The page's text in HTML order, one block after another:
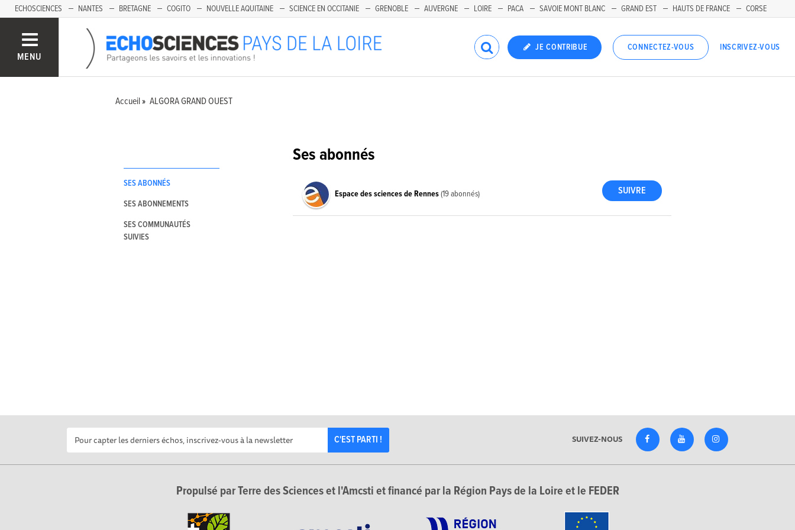
ECHOSCIENCES NANTES BRETAGNE COGITO NOUVELLE AQUITAINE SCIENCE EN OCCITANIE GRENOBLE AUVERGNE LOIRE PACA SAVOIE MONT BLANC GRAND EST HAUTS DE FRANCE CORSE
MENU
JE CONTRIBUE CONNECTEZ-VOUS INSCRIVEZ-VOUS
Accueil ALGORA GRAND OUEST
SES ABONNÉS
SES ABONNEMENTS
SES COMMUNAUTÉS
SUIVIES
Ses abonnés
Espace des sciences de Rennes(19 abonnés)
C'EST PARTI ! SUIVEZ-NOUS
Propulsé par Terre des Sciences et l'Amcsti et financé par la Région Pays de la Loire et le FEDER